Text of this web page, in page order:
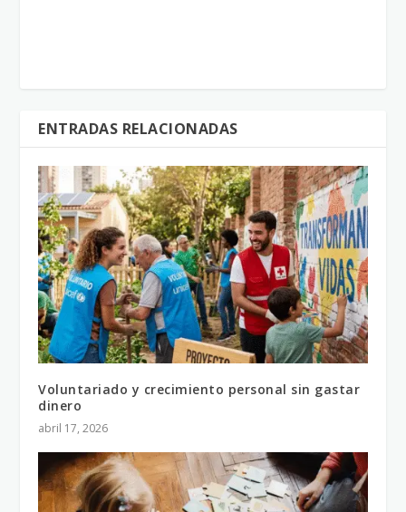
ENTRADAS RELACIONADAS
Voluntariado y crecimiento personal sin gastar
dinero
abril 17, 2026